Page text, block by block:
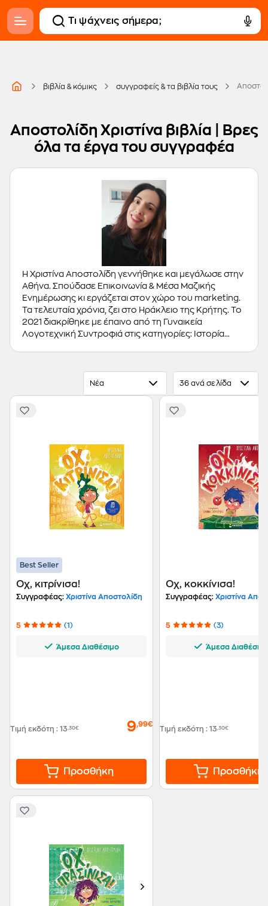
βιβλία & κόμικς συγγραφείς & τα βιβλία τους
Αποστολίδη Χριστίνα βιβλία | Βρες
όλα τα έργα του συγγραφέα
Η Χριστίνα Αποστολίδη γεννήθηκε και μεγάλωσε στην
Αθήνα. Σπούδασε Επικοινωνία & Μέσα Μαζικής
Ενημέρωσης κι εργάζεται στον χώρο του marketing.
Τα τελευταία χρόνια, ζει στο Ηράκλειο της Κρήτης. Το
2021 διακρίθηκε με έπαινο από τη Γυναικεία
Λογοτεχνική Συντροφιά στις κατηγορίες: Ιστορία
επίσης παιδικά τραγούδια. (Πηγή: "Εκδόσεις Μίνωας",
Νέα 36 ανά σελίδα
Best Seller
Οχ, κιτρίνισα!
Συγγραφέας: Χριστίνα Αποστολίδη
5 (1)
Άμεσα Διαθέσιμο
Τιμή εκδότη : 13,30€ 9,99€
Προσθήκη
Οχ, κοκκίνισα!
Συγγραφέας: Χριστίνα
5 (3)
Άμεσα Διαθέσιμο
Τιμή εκδότη : 13,30€
Προσθήκη